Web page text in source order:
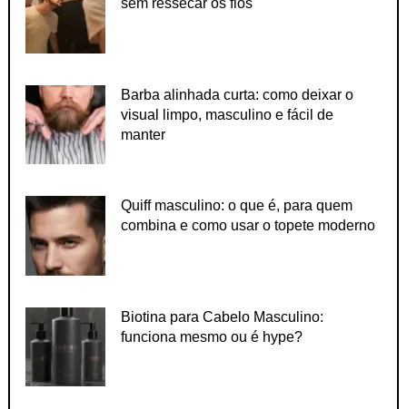
sem ressecar os fios
Barba alinhada curta: como deixar o
visual limpo, masculino e fácil de
manter
Quiff masculino: o que é, para quem
combina e como usar o topete moderno
Biotina para Cabelo Masculino:
funciona mesmo ou é hype?